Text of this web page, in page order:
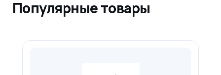
Популярные товары